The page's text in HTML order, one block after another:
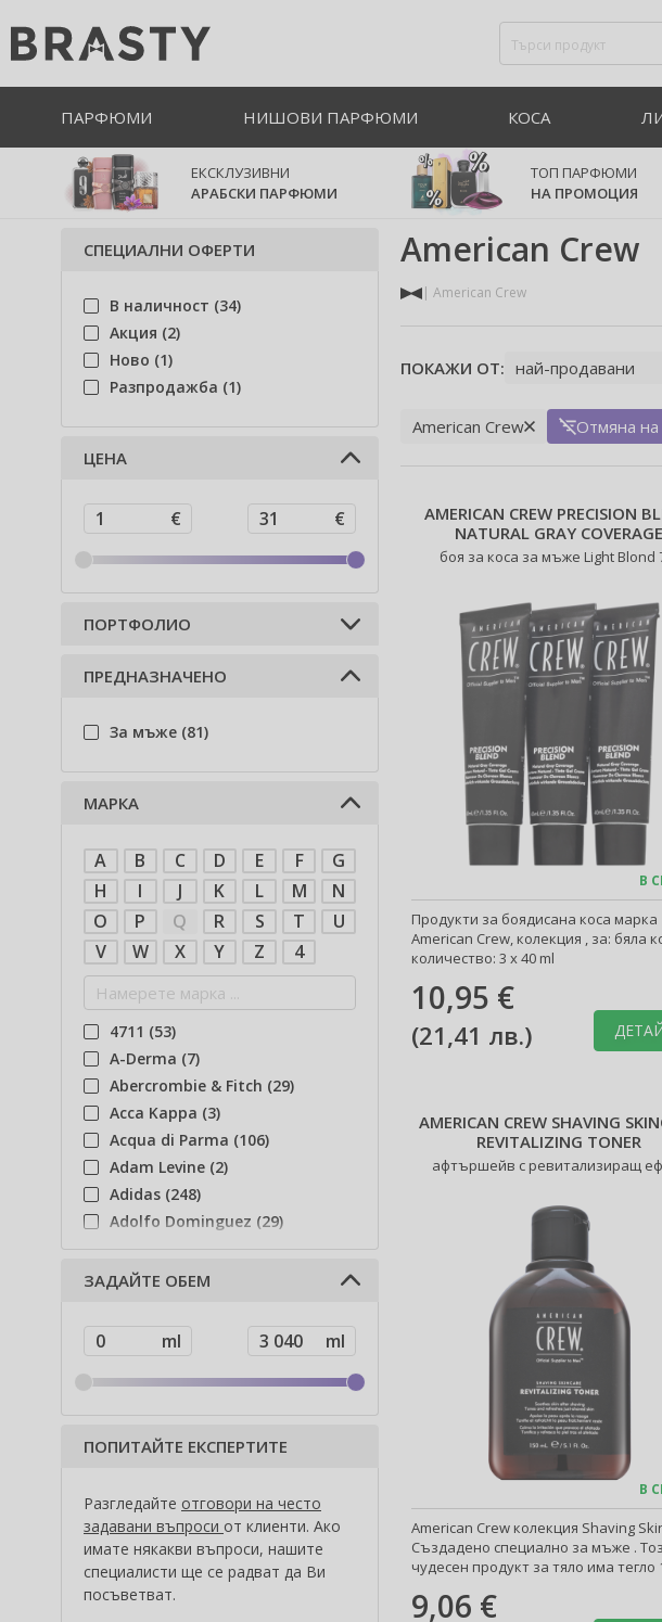
ПАРФЮМИ НИШОВИ ПАРФЮМИ КОСА
ЕКСКЛУЗИВНИ
АРАБСКИ ПАРФЮМИ
ТОП ПАРФЮМИ
НА ПРОМОЦИЯ
American Crew
American Crew
ПОКАЖИ ОТ:
American Crew Отмяна
AMERICAN CREW PRECISION
NATURAL GRAY COVERAGE
боя за коса за мъже Light Blond
В
Продукти за боядисана коса марка
American Crew, колекция , за: бяла
количество: 3 x 40 ml
10,95 €
(21,41 лв.)
AMERICAN CREW SHAVING
REVITALIZING TONER
афтършейв с ревитализиращ
В
American Crew колекция Shaving
Създадено специално за мъже .
чудесен продукт за тяло има тегло
9,06 €
СПЕЦИАЛНИ ОФЕРТИ
В наличност (34)
Акция (2)
Ново (1)
Разпродажба (1)
ЦЕНА
ПОРТФОЛИО
Козметика за коса (74)
ПРЕДНАЗНАЧЕНО
За мъже (81)
МАРКА
A B C D E F
G
H
I J K L M
N
O
P Q R S T
U
V
W X Y Z 4
4711 (53)
A-Derma (7)
Abercrombie & Fitch (29)
Acca Kappa (3)
Acqua di Parma (106)
Adam Levine (2)
Adidas (248)
Adolfo Dominguez (29)
Adyan (81)
Affinage (1)
Agent Provocateur (13)
Ahava (49)
Aigner (42)
Ajmal (85)
Al Haramain (202)
Alberta Ferretti (1)
Alcina (156)
Alexander McQueen (2)
Alexandre.J (34)
Alfaparf Milano (175)
ЗАДАЙТЕ ОБЕМ
ПОПИТАЙТЕ ЕКСПЕРТИТЕ
Разгледайте отговори на често
задавани въпроси от клиенти. Ако
имате някакви въпроси, нашите
специалисти ще се радват да Ви
посъветват.